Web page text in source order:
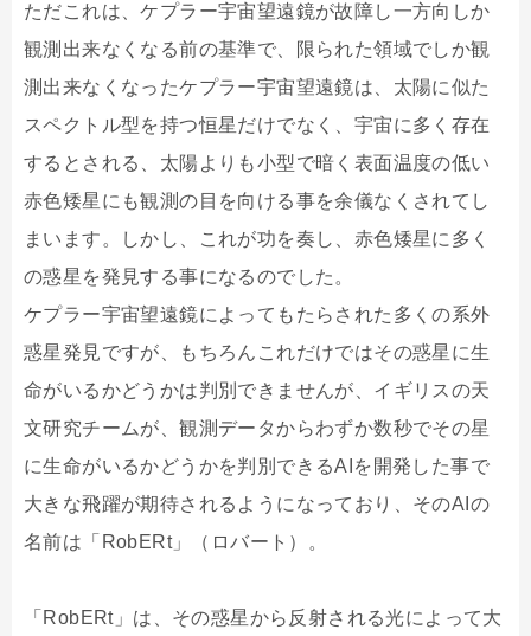
ただこれは、ケプラー宇宙望遠鏡が故障し一方向しか
観測出来なくなる前の基準で、限られた領域でしか観
測出来なくなったケプラー宇宙望遠鏡は、太陽に似た
スペクトル型を持つ恒星だけでなく、宇宙に多く存在
するとされる、太陽よりも小型で暗く表面温度の低い
赤色矮星にも観測の目を向ける事を余儀なくされてし
まいます。しかし、これが功を奏し、赤色矮星に多く
の惑星を発見する事になるのでした。
ケプラー宇宙望遠鏡によってもたらされた多くの系外
惑星発見ですが、もちろんこれだけではその惑星に生
命がいるかどうかは判別できませんが、イギリスの天
文研究チームが、観測データからわずか数秒でその星
に生命がいるかどうかを判別できるAIを開発した事で
大きな飛躍が期待されるようになっており、そのAIの
名前は「RobERt」（ロバート）。
「RobERt」は、その惑星から反射される光によって大